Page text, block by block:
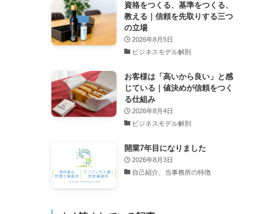
資格をつくる、基準をつくる、
教える｜信頼を先取りする三つ
の立場
2026年8月5日
ビジネスモデル解剖
お客様は「高いから良い」と感
じている｜値決めが信頼をつく
る仕組み
2026年8月4日
ビジネスモデル解剖
開業7年目になりました
2026年8月3日
自己紹介、当事務所の特徴